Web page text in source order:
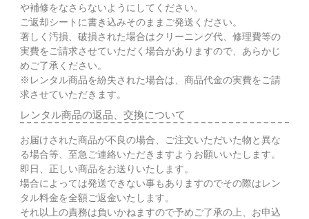
や補修をなさらないようにしてください。
ご返却シートに書き込みそのままご発送ください。
著しく汚損、破損された場合はクリーニング代、修理費等の
実費をご請求させていただく場合がありますので、あらかじ
めご了承ください。
※レンタル商品を紛失された場合は、商品代金の実費をご請
求させていただきます。
レンタル商品の返品、交換について
お届けされた商品が不良の場合、ご注文いただいた物と異な
る場合等、至急ご連絡いただきますようお願いいたします。
即日、正しい商品をお送りいたします。
場合によっては発送できない事もありますのでその際はレン
タル料金を全額ご返金いたします。
それ以上の責務は負いかねますので予めご了承の上、お申込